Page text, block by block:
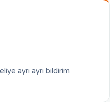
ayrı ayrı bildirim